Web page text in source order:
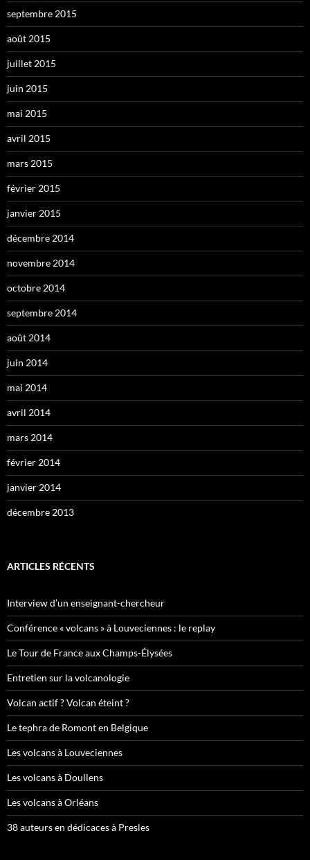
septembre 2015
août 2015
juillet 2015
juin 2015
mai 2015
avril 2015
mars 2015
février 2015
janvier 2015
décembre 2014
novembre 2014
octobre 2014
septembre 2014
août 2014
juin 2014
mai 2014
avril 2014
mars 2014
février 2014
janvier 2014
décembre 2013
ARTICLES RÉCENTS
Interview d’un enseignant-chercheur
Conférence « volcans » à Louveciennes : le replay
Le Tour de France aux Champs-Élysées
Entretien sur la volcanologie
Volcan actif ? Volcan éteint ?
Le tephra de Romont en Belgique
Les volcans à Louveciennes
Les volcans à Doullens
Les volcans à Orléans
38 auteurs en dédicaces à Presles